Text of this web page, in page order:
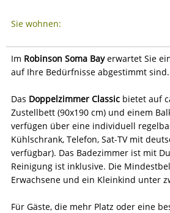
Sie wohnen:
Im Robinson Soma Bayerwartet Sie
auf Ihre Bedürfnisse abgestimmt sind.
Das Doppelzimmer Classic bietet auf
Zustellbett (90x190 cm) und einem
verfügen über eine individuell
Kühlschrank, Telefon, Sat-TV mit
verfügbar). Das Badezimmer ist mit
Reinigung ist inklusive. Die
Erwachsene und ein Kleinkind unter
Für Gäste, die mehr Platz oder eine